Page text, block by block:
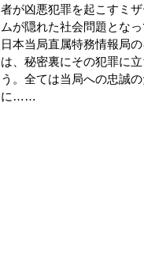
者が凶悪犯罪を起こすミ
ムが隠れた社会問題となっ
日本当局直属特務情報局
は、秘密裏にその犯罪に
う。全ては当局への忠誠
に……